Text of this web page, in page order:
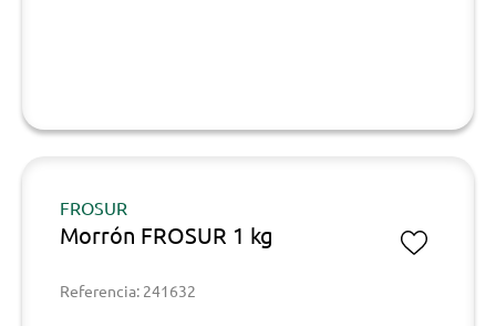
FROSUR
Morrón FROSUR 1 kg
Referencia: 241632